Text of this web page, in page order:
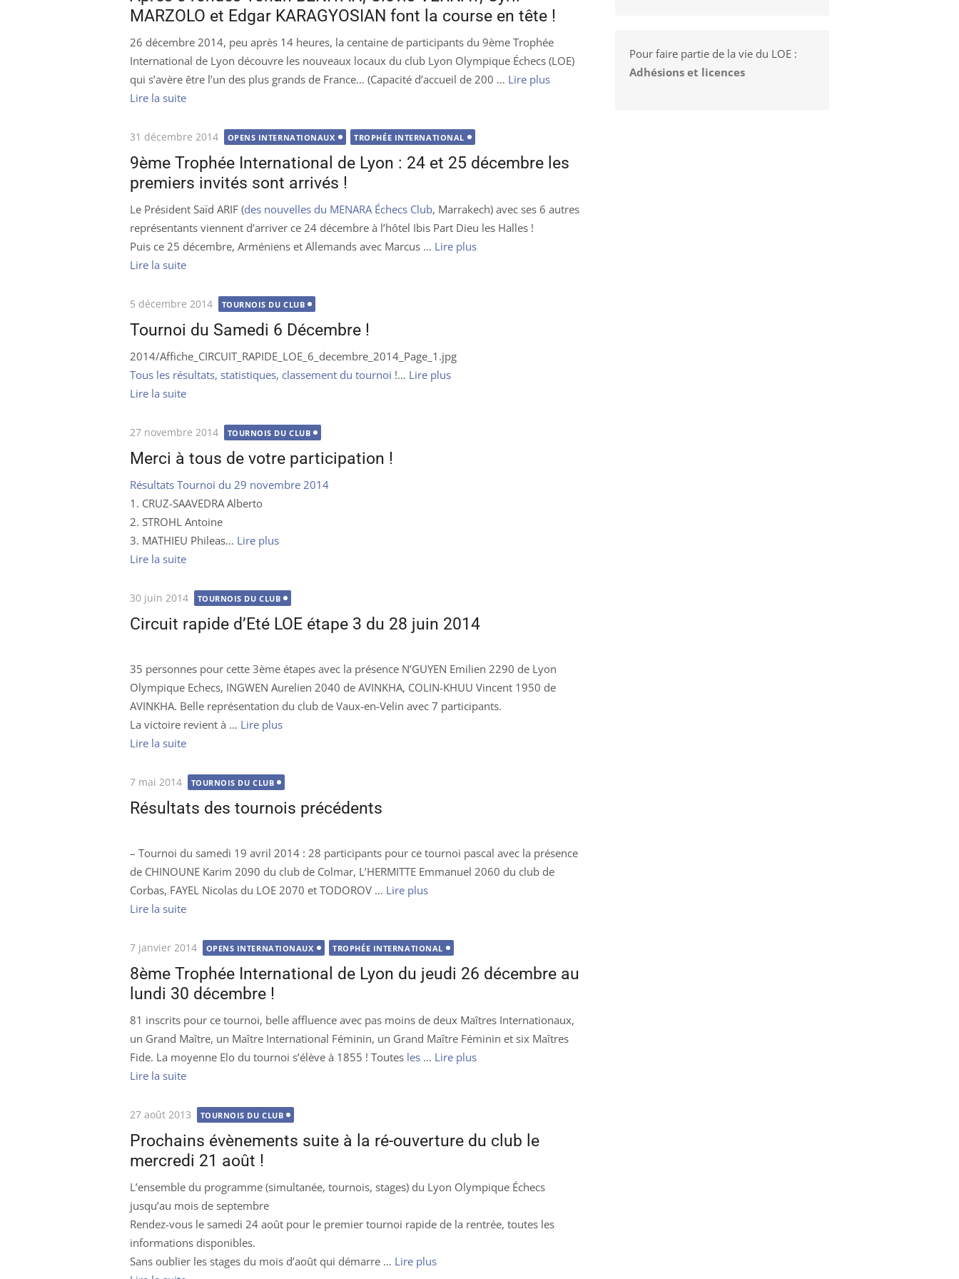
MARZOLO et Edgar KARAGYOSIAN font la course en tête !
26 décembre 2014, peu après 14 heures, la centaine de participants du 9ème Trophée
International de Lyon découvre les nouveaux locaux du club Lyon Olympique Échecs (LOE)
qui s’avère être l’un des plus grands de France… (Capacité d’accueil de 200 … Lire plus
Lire la suite
Publié
le
31 décembre 2014 OPENS INTERNATIONAUX TROPHÉE INTERNATIONAL
9ème Trophée International de Lyon : 24 et 25 décembre les
premiers invités sont arrivés !
Le Président Saïd ARIF (des nouvelles du MENARA Échecs Club, Marrakech) avec ses 6 autres
représentants viennent d’arriver ce 24 décembre à l’hôtel Ibis Part Dieu les Halles !
Puis ce 25 décembre, Arméniens et Allemands avec Marcus … Lire plus
Lire la suite
Publié
le
5 décembre 2014 TOURNOIS DU CLUB
Tournoi du Samedi 6 Décembre !
2014/Affiche_CIRCUIT_RAPIDE_LOE_6_decembre_2014_Page_1.jpg
Tous les résultats, statistiques, classement du tournoi !… Lire plus
Lire la suite
Publié
le
27 novembre 2014 TOURNOIS DU CLUB
Merci à tous de votre participation !
Résultats Tournoi du 29 novembre 2014
1. CRUZ-SAAVEDRA Alberto
2. STROHL Antoine
3. MATHIEU Phileas… Lire plus
Lire la suite
Publié
le
30 juin 2014 TOURNOIS DU CLUB
Circuit rapide d’Eté LOE étape 3 du 28 juin 2014
35 personnes pour cette 3ème étapes avec la présence N’GUYEN Emilien 2290 de Lyon
Olympique Echecs, INGWEN Aurelien 2040 de AVINKHA, COLIN-KHUU Vincent 1950 de
AVINKHA. Belle représentation du club de Vaux-en-Velin avec 7 participants.
La victoire revient à … Lire plus
Lire la suite
Publié
le
7 mai 2014 TOURNOIS DU CLUB
Résultats des tournois précédents
– Tournoi du samedi 19 avril 2014 : 28 participants pour ce tournoi pascal avec la présence
de CHINOUNE Karim 2090 du club de Colmar, L’HERMITTE Emmanuel 2060 du club de
Corbas, FAYEL Nicolas du LOE 2070 et TODOROV … Lire plus
Lire la suite
Publié
le
7 janvier 2014 OPENS INTERNATIONAUX TROPHÉE INTERNATIONAL
8ème Trophée International de Lyon du jeudi 26 décembre au
lundi 30 décembre !
81 inscrits pour ce tournoi, belle affluence avec pas moins de deux Maîtres Internationaux,
un Grand Maître, un Maître International Féminin, un Grand Maître Féminin et six Maîtres
Fide. La moyenne Elo du tournoi s’élève à 1855 ! Toutes les … Lire plus
Lire la suite
Publié
le
27 août 2013 TOURNOIS DU CLUB
Prochains évènements suite à la ré-ouverture du club le
mercredi 21 août !
L’ensemble du programme (simultanée, tournois, stages) du Lyon Olympique Échecs
jusqu’au mois de septembre
Rendez-vous le samedi 24 août pour le premier tournoi rapide de la rentrée, toutes les
informations disponibles.
Sans oublier les stages du mois d’août qui démarre … Lire plus
Pour faire partie de la vie du LOE :
Adhésions et licences